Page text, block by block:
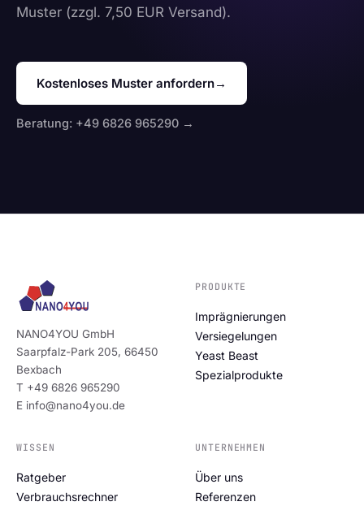
Muster (zzgl. 7,50 EUR Versand).
Kostenloses Muster anfordern→
Beratung: +49 6826 965290 →
NANO4YOU GmbH
Saarpfalz-Park 205, 66450
Bexbach
T +49 6826 965290
E info@nano4you.de
PRODUKTE
Imprägnierungen
Versiegelungen
Yeast Beast
Spezialprodukte
WISSEN
Ratgeber
Verbrauchsrechner
UNTERNEHMEN
Über uns
Referenzen